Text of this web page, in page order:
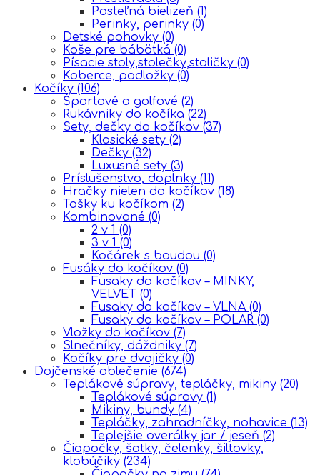
Posteľná bielizeň (1)
Perinky, perinky (0)
Detské pohovky (0)
Koše pre bábätká (0)
Písacie stoly,stolečky,stoličky (0)
Koberce, podložky (0)
Kočíky (106)
Športové a golfové (2)
Rukávniky do kočíka (22)
Sety, dečky do kočíkov (37)
Klasické sety (2)
Dečky (32)
Luxusné sety (3)
Príslušenstvo, doplnky (11)
Hračky nielen do kočíkov (18)
Tašky ku kočíkom (2)
Kombinované (0)
2 v 1 (0)
3 v 1 (0)
Kočárek s boudou (0)
Fusáky do kočíkov (0)
Fusaky do kočíkov – MINKY,
VELVET (0)
Fusaky do kočíkov – VLNA (0)
Fusaky do kočíkov – POLAR (0)
Vložky do kočíkov (7)
Slnečníky, dáždniky (7)
Kočíky pre dvojičky (0)
Dojčenské oblečenie (674)
Teplákové súpravy, tepláčky, mikiny (20)
Teplákové súpravy (1)
Mikiny, bundy (4)
Tepláčky, zahradníčky, nohavice (13)
Teplejšie overálky jar / jeseň (2)
Čiapočky, šatky, čelenky, šiltovky,
klobúčiky (234)